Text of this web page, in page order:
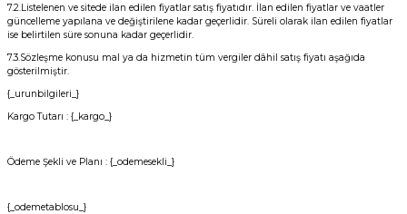
7.2.Listelenen ve sitede ilan edilen fiyatlar satış fiyatıdır. İlan edilen fiyatlar ve vaatler
güncelleme yapılana ve değiştirilene kadar geçerlidir. Süreli olarak ilan edilen fiyatlar
ise belirtilen süre sonuna kadar geçerlidir.
7.3.Sözleşme konusu mal ya da hizmetin tüm vergiler dâhil satış fiyatı aşağıda
gösterilmiştir.
{_urunbilgileri_}
Kargo Tutarı : {_kargo_}
Ödeme Şekli ve Planı : {_odemesekli_}
{_odemetablosu_}